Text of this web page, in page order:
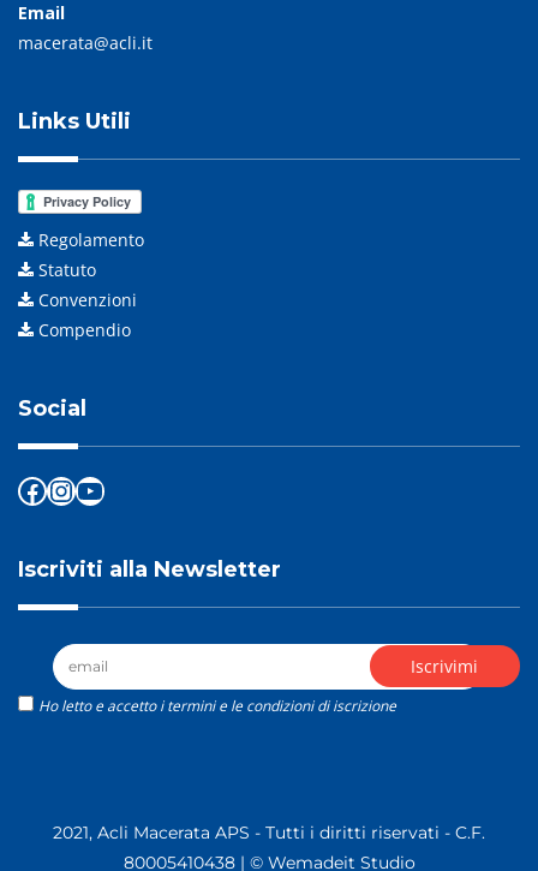
Email
macerata@acli.it
Links Utili
Regolamento
Statuto
Convenzioni
Compendio
Social
Facebook
Instagram
YouTube
Iscriviti alla Newsletter
Ho letto e accetto i termini e le condizioni di iscrizione
2021, Acli Macerata APS - Tutti i diritti riservati - C.F.
80005410438 | © Wemadeit Studio